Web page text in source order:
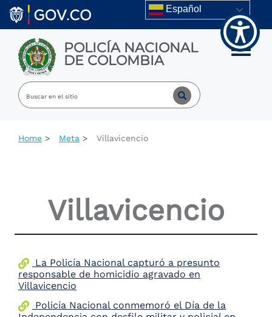
Welcome
All
Accessibility
screen
reader.
shortcut
activates
reader
Skip to main content Español
POLICÍA NACIONAL
DE COLOMBIA Toggle
Home Meta Villavicencio
Villavicencio
La Policía Nacional capturó a presunto
responsable de homicidio agravado en
Villavicencio
Policía Nacional conmemoró el Día de la